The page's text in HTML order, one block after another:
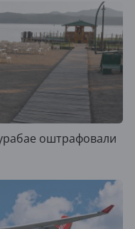
оштрафовали